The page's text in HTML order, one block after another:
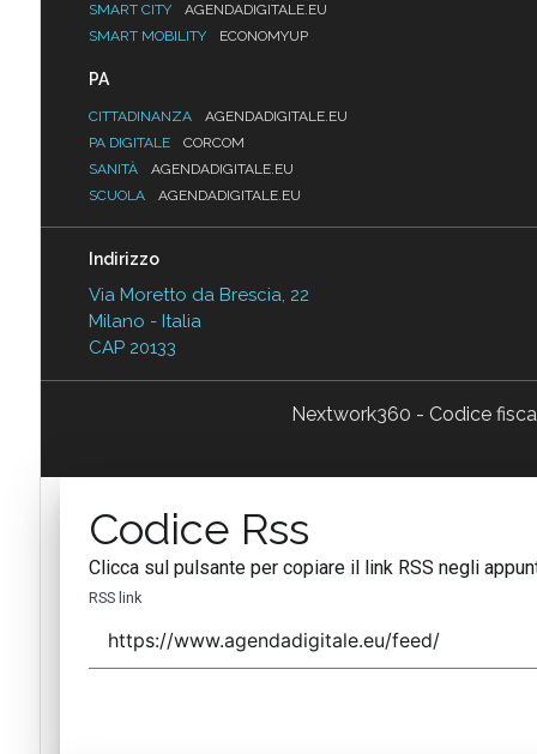
SMART CITY
AGENDADIGITALE.EU
SMART MOBILITY
ECONOMYUP
PA
CITTADINANZA
AGENDADIGITALE.EU
PA DIGITALE
CORCOM
SANITÀ
AGENDADIGITALE.EU
SCUOLA
AGENDADIGITALE.EU
Indirizzo
Via Moretto da Brescia, 22
Milano - Italia
CAP 20133
Nextwork360 - Codice
Codice Rss
Clicca sul pulsante per copiare il link RSS negli
RSS link